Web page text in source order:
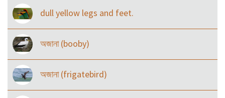
dull yellow legs and feet.
অজানা (booby)
অজানা (frigatebird)